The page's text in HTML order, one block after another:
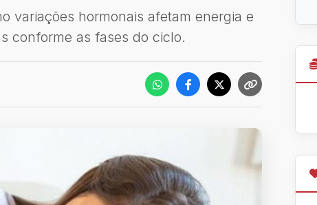
variações hormonais afetam energia e
conforme as fases do ciclo.